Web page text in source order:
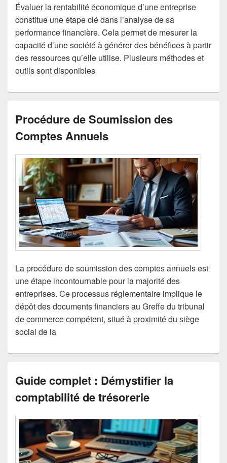
Évaluer la rentabilité économique d’une entreprise
constitue une étape clé dans l’analyse de sa
performance financière. Cela permet de mesurer la
capacité d’une société à générer des bénéfices à partir
des ressources qu’elle utilise. Plusieurs méthodes et
outils sont disponibles
Procédure de Soumission des
Comptes Annuels
La procédure de soumission des comptes annuels est
une étape incontournable pour la majorité des
entreprises. Ce processus réglementaire implique le
dépôt des documents financiers au Greffe du tribunal
de commerce compétent, situé à proximité du siège
social de la
Guide complet : Démystifier la
comptabilité de trésorerie